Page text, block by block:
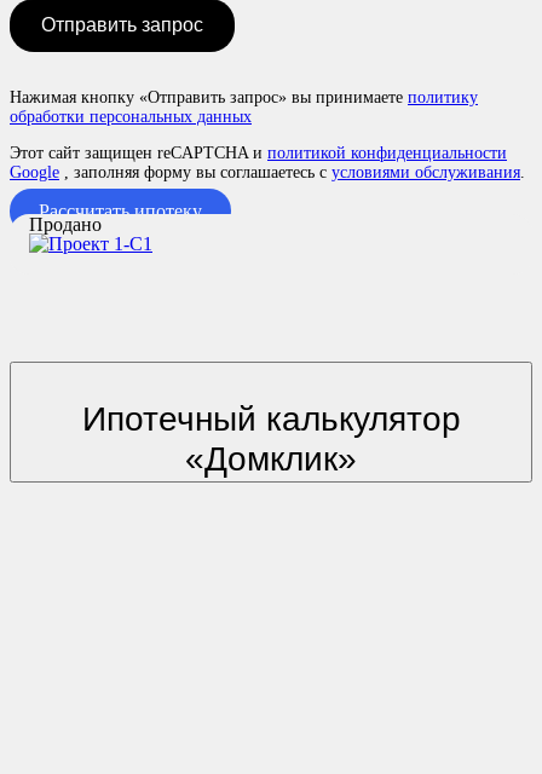
Отправить запрос
Нажимая кнопку «Отправить запрос» вы принимаете политику
обработки персональных данных
Этот сайт защищен reCAPTCHA и политикой конфиденциальности
Google , заполняя форму вы соглашаетесь с условиями обслуживания.
Рассчитать ипотеку
Продано
Ипотечный калькулятор
«Домклик»